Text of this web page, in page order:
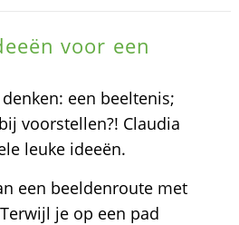
voor een
een beeltenis;
voorstellen?! Claudia
leuke ideeën.
een beeldenroute met
je op een pad